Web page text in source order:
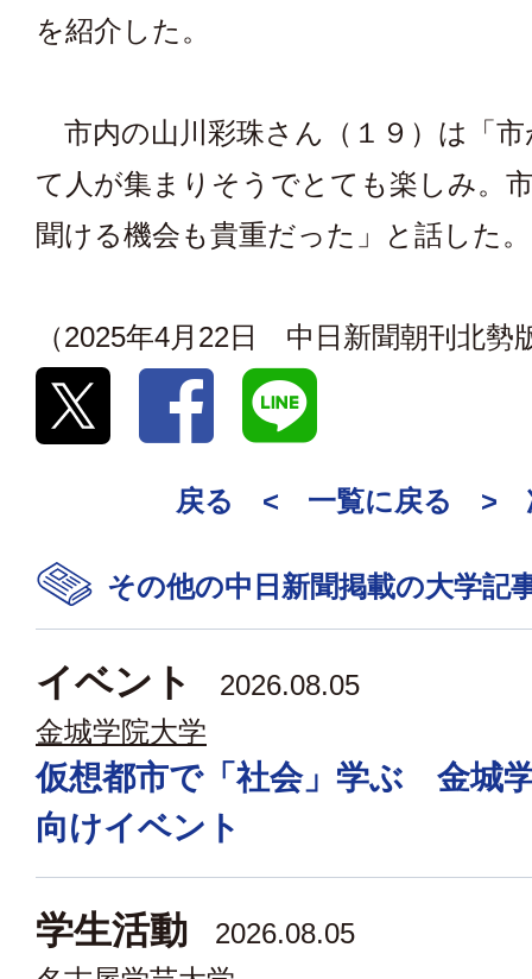
を紹介した。
市内の山川彩珠さん（１９）は「
て人が集まりそうでとても楽しみ。
聞ける機会も貴重だった」と話した
（2025年4月22日 中日新聞朝刊北勢
戻る < 一覧に戻る >
その他の中日新聞掲載の大学記
イベント
2026.08.05
金城学院大学
仮想都市で「社会」学ぶ 金城
向けイベント
学生活動
2026.08.05